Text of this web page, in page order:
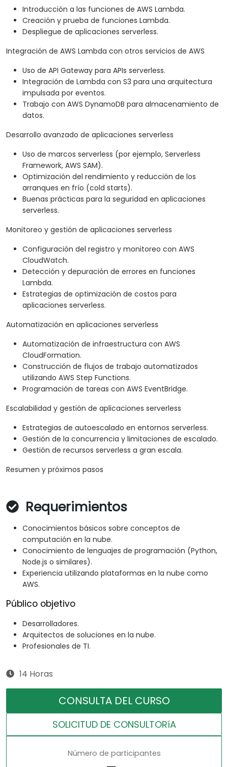
Introducción a las funciones de AWS Lambda.
Creación y prueba de funciones Lambda.
Despliegue de aplicaciones serverless.
Integración de AWS Lambda con otros servicios de AWS
Uso de API Gateway para APIs serverless.
Integración de Lambda con S3 para una arquitectura
impulsada por eventos.
Trabajo con AWS DynamoDB para almacenamiento de
datos.
Desarrollo avanzado de aplicaciones serverless
Uso de marcos serverless (por ejemplo, Serverless
Framework, AWS SAM).
Optimización del rendimiento y reducción de los
arranques en frío (cold starts).
Buenas prácticas para la seguridad en aplicaciones
serverless.
Monitoreo y gestión de aplicaciones serverless
Configuración del registro y monitoreo con AWS
CloudWatch.
Detección y depuración de errores en funciones
Lambda.
Estrategias de optimización de costos para
aplicaciones serverless.
Automatización en aplicaciones serverless
Automatización de infraestructura con AWS
CloudFormation.
Construcción de flujos de trabajo automatizados
utilizando AWS Step Functions.
Programación de tareas con AWS EventBridge.
Escalabilidad y gestión de aplicaciones serverless
Estrategias de autoescalado en entornos serverless.
Gestión de la concurrencia y limitaciones de escalado.
Gestión de recursos serverless a gran escala.
Resumen y próximos pasos
Requerimientos
Conocimientos básicos sobre conceptos de
computación en la nube.
Conocimiento de lenguajes de programación (Python,
Node.js o similares).
Experiencia utilizando plataformas en la nube como
AWS.
Público objetivo
Desarrolladores.
Arquitectos de soluciones en la nube.
Profesionales de TI.
14 Horas
CONSULTA DEL CURSO
SOLICITUD DE CONSULTORíA
Número de participantes